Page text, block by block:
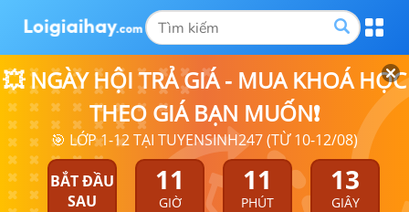
💥 NGÀY HỘI TRẢ GIÁ - MUA KHOÁ HỌC
THEO GIÁ BẠN MUỐN❗
🎯 LỚP 1-12 TẠI TUYENSINH247 (TỪ 10-12/08)
BẮT ĐẦU
SAU
11
GIỜ
11
PHÚT
12
GIÂY